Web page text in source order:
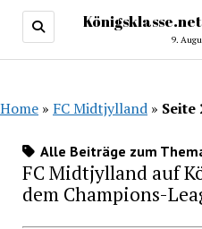
9.
Home » FC Midtjylland » Seite
Alle Beiträge zum
FC Midtjylland auf
dem Champions-